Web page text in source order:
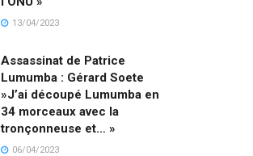
13/04/2023
Assassinat de Patrice
Lumumba : Gérard Soete
»J’ai découpé Lumumba en
34 morceaux avec la
tronçonneuse et… »
06/04/2023